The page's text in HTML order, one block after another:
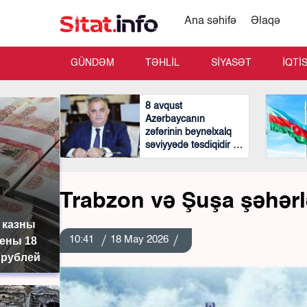
казны
18
Ana səhifə Əlaqə
GÜNDƏM TƏHLİL SİYASƏT
8 avqust
Azərbaycanın
zəfərinin beynəlxalq
səviyyədə təsdiqidir -
Arzu Nağıyev
Trabzon və Şuşa
10:41 18 May 2026